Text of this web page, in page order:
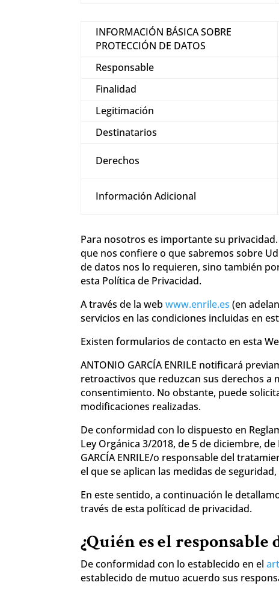
INFORMACIÓN BÁSICA SOBRE
PROTECCIÓN DE DATOS
Responsable
Finalidad
Legitimación
Destinatarios
Derechos
Información Adicional
Para nosotros es importante su
que nos confiere o que sabremos sobre
de datos nos lo requieren, sino también
esta Política de Privacidad.
A través de la webwww.enrile.es (en
servicios en las condiciones incluidas en
Existen formularios de contacto en esta
ANTONIO GARCÍA ENRILE notificará
retroactivos que reduzcan sus derechos a
consentimiento. No obstante, puede
modificaciones realizadas.
De conformidad con lo dispuesto en
Ley Orgánica 3/2018, de 5 de diciembre,
GARCÍA ENRILE/o responsable del
el que se aplican las medidas de
En este sentido, a continuación le
través de esta políticad de privacidad.
¿Quién es el
De conformidad con lo establecido en el
establecido de mutuo acuerdo sus